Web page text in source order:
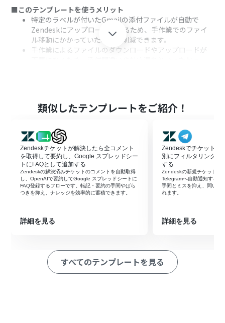
■このテンプレートを使うメリット
特定のラベルが付いたGmailの添付ファイルが自動で
Zendeskにアップロードされるため、手作業でのファイ
ル移動にかかっていた時間を削減できます。
手作業によるファイルのダウンロードやアップロードが
トリガーでGmailを選択し、「特定のラベルのメールを受
信したら」というアクションを設定して、自動化の対象と
次に、オペレーションでデータ抽出機能を設定し、正規
表現を用いてメールの件名からチケットIDを抽出します。
続いて、オペレーションでZendeskの「ファイルをアッ
プロード」アクションを設定し、Gmailで受信した添付フ
ァイルをアップロードします。
最後に、Zendeskの「チケットのコメントにファイルを
添付」アクションを設定し、アップロードしたファイルを
※「トリガー」：フロー起動のきっかけとなるアクション、「オ
■このワークフローのカスタムポイント
Gmailのトリガー設定では、自動化の対象としたいメール
に付与するラベルを任意で設定してください。
類似したテンプレートをご紹介！
Zendeskチケットが解決したら全コメント
を取得して要約し、Google スプレッドシー
トにFAQとして追加する
Zendeskの解決済みチケットのコメントを自動取得
し、OpenAIで要約してGoogle スプレッドシートに
FAQ登録するフローです。転記・要約の手間やばら
つきを抑え、ナレッジを効率的に蓄積できます。
詳細を見る
Zendeskでチケットが
別にフィルタリングを
する
Zendeskの新規チケットを
Telegramへ自動通知する
手間とミスを抑え、問い合
れます。
詳細を見る
すべてのテンプレートを見る